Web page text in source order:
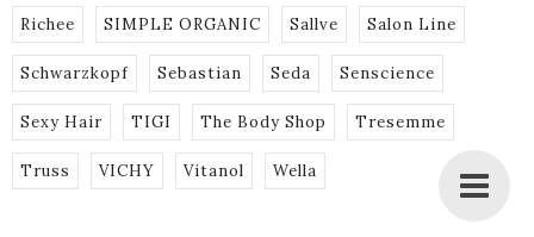
Richee SIMPLE ORGANIC Sallve Salon Line
Schwarzkopf Sebastian Seda Senscience
Sexy Hair TIGI The Body Shop Tresemme
Truss VICHY Vitanol Wella